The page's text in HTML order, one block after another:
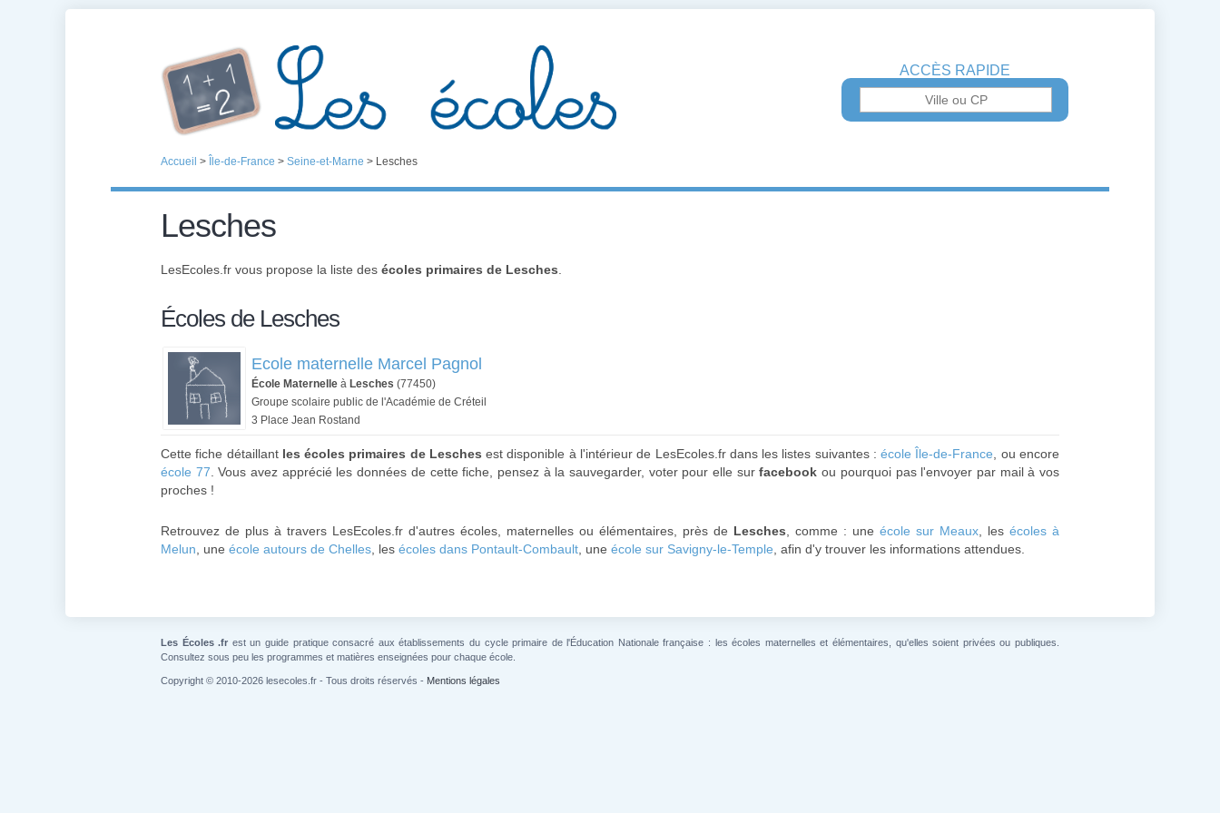
ACCÈS RAPIDE
Accueil > Île-de-France > Seine-et-Marne > Lesches
Lesches
LesEcoles.fr vous propose la liste des écoles primaires de Lesches
Écoles de Lesches
Ecole maternelle Marcel Pagnol
École Maternelle à Lesches (77450)
Groupe scolaire public de l'Académie de Créteil
3 Place Jean Rostand
Cette fiche détaillant les écoles primaires de Lesches est disponible à l'intérieur de LesEcoles.fr dans les listes suivantes :école Île-de-France , ou encore
école 77 . Vous avez apprécié les données de cette fiche, pensez à la sauvegarder, voter pour elle surfacebook ou pourquoi pas l'envoyer par mail à vos
proches !
Retrouvez de plus à travers LesEcoles.fr d'autres écoles, maternelles ou élémentaires, près de Lesches , comme : une école sur Meaux , les écoles à
Melun , une école autours de Chelles , les écoles dans Pontault-Combault , une école sur Savigny-le-Temple , afin d'y trouver les informations attendues.
Les Écoles .fr est un guide pratique consacré aux établissements du cycle primaire de l'Éducation Nationale française : les écoles maternelles et élémentaires, qu'elles soient privées ou publiques.
Consultez sous peu les programmes et matières enseignées pour chaque école.
Copyright © 2010-2026 lesecoles.fr - Tous droits réservés - Mentions légales